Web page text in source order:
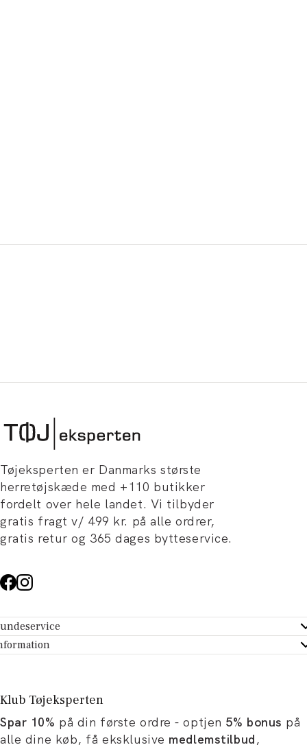
Tøjeksperten er Danmarks største
herretøjskæde med +110 butikker
fordelt over hele landet. Vi tilbyder
gratis fragt v/ 499 kr. på alle ordrer,
gratis retur og 365 dages bytteservice.
- Hjælpecenter
dit køb
Tøjeksperten
og artikler
Klub Tøjeksperten
Spar 10% på din første ordre - optjen 5% bonus på
alle dine køb, få eksklusive medlemstilbud,